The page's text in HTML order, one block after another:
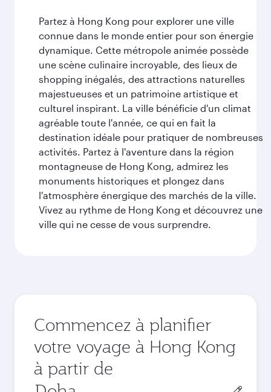
Partez à Hong Kong pour explorer une ville
connue dans le monde entier pour son énergie
dynamique. Cette métropole animée possède
une scène culinaire incroyable, des lieux de
shopping inégalés, des attractions naturelles
majestueuses et un patrimoine artistique et
culturel inspirant. La ville bénéficie d'un climat
agréable toute l'année, ce qui en fait la
destination idéale pour pratiquer de nombreuses
activités. Partez à l'aventure dans la région
montagneuse de Hong Kong, admirez les
monuments historiques et plongez dans
l'atmosphère énergique des marchés de la ville.
Vivez au rythme de Hong Kong et découvrez une
ville qui ne cesse de vous surprendre.
Commencez à planifier
votre voyage à Hong Kong
à partir de
Ville